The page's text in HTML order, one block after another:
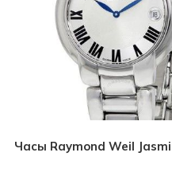
Часы Raymond Weil